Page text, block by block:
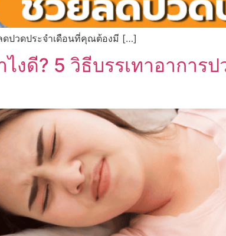
ดปวดประจำเดือนที่คุณต้องมี […]
งดี? 5 วิธีบรรเทาอาการ